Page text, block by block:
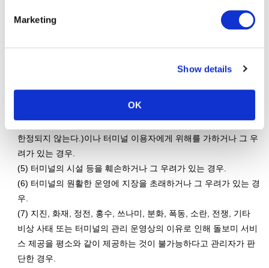
Marketing
Show details
OK
여객 터미널 빌딩 여객 취급시설 공용규정” 또는 “도쿄 국제공항
객 터미널 빌딩 공용 규칙”을 위반한 경우.
관리자에게 제3자도 이용하는 것을 전달, 관리자가 승낙한 경우를
제외한다.)가 돌보미 서비스를 이용하고 있는 것이 판명된 경우.
(4) 관리자의 임직원(돌보미 서비스의 담당자를 포함하지만 이에
한정되지 않는다.)이나 터미널 이용자에게 위해를 가하거나 그 우
려가 있는 경우.
(5) 터미널의 시설 등을 훼손하거나 그 우려가 있는 경우.
(6) 터미널의 원활한 운영에 지장을 초래하거나 그 우려가 있는 경
우.
(7) 지진, 화재, 정전, 홍수, 쓰나미, 분화, 폭동, 소란, 전쟁, 기타
비상 사태 또는 터미널의 관리 운영상의 이유로 인해 돌보미 서비
스 제공을 평소와 같이 제공하는 것이 불가능하다고 관리자가 판
단한 경우.